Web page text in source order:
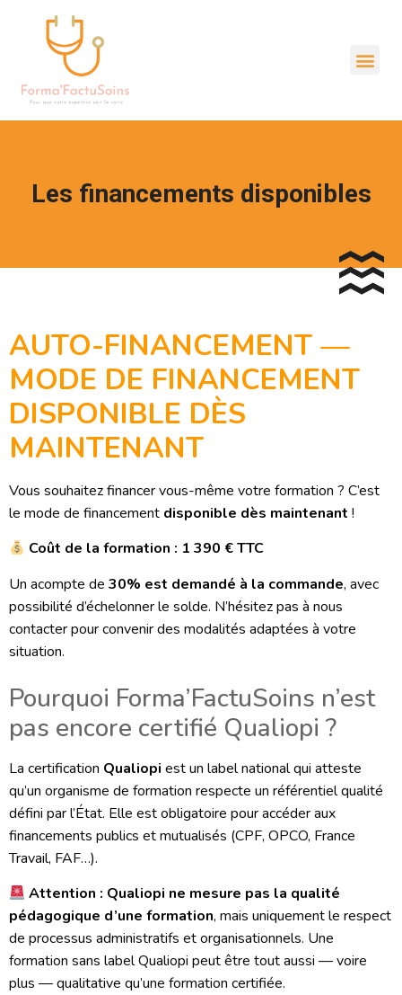
Les financements disponibles
AUTO-FINANCEMENT —
MODE DE FINANCEMENT
DISPONIBLE DÈS
MAINTENANT
Vous souhaitez financer vous-même votre formation ? C’est
le mode de financement disponible dès maintenant !
Coût de la formation : 1 390 € TTC
Un acompte de 30% est demandé à la commande, avec
possibilité d’échelonner le solde. N’hésitez pas à nous
contacter pour convenir des modalités adaptées à votre
situation.
Pourquoi Forma’FactuSoins n’est
pas encore certifié Qualiopi ?
La certification Qualiopi est un label national qui atteste
qu’un organisme de formation respecte un référentiel qualité
défini par l’État. Elle est obligatoire pour accéder aux
financements publics et mutualisés (CPF, OPCO, France
Travail, FAF…).
Attention : Qualiopi ne mesure pas la qualité
pédagogique d’une formation, mais uniquement le respect
de processus administratifs et organisationnels. Une
formation sans label Qualiopi peut être tout aussi — voire
plus — qualitative qu’une formation certifiée.